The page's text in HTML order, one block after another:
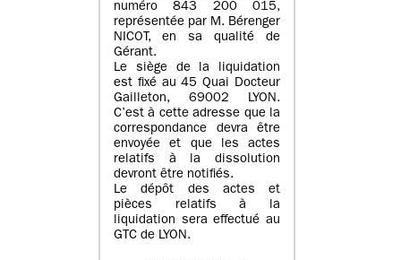
numéro 843 200 015,
représentée par M. Bérenger
NICOT, en sa qualité de
Gérant.
Le siège de la liquidation
est fixé au45 Quai Docteur
Gailleton, 69002 LYON.
C’est à cette adresse que la
correspondance devra être
envoyée et que les actes
relatifs à la dissolution
devront être notifiés.
Le dépôt des actes et
pièces relatifs à la
liquidation sera effectué au
GTC de LYON.